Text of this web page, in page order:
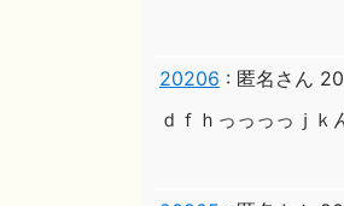
20206 : 匿名さん
ｄｆｈっっっっｊｋ